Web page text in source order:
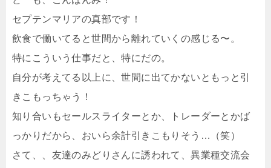
セプテンマリアの真部です！
飲食で働いてると世間から離れていくの感じる〜。
特にこういう仕事だと、特にだの。
自分が考えてる以上に、世間に出てかないともっと引
きこもっちゃう！
知り合いもセールスライターとか、トレーダーとかば
っかりだから、おいら余計引きこもりそう…（笑）
さて、、友達のみどりさんに誘われて、異業種交流会